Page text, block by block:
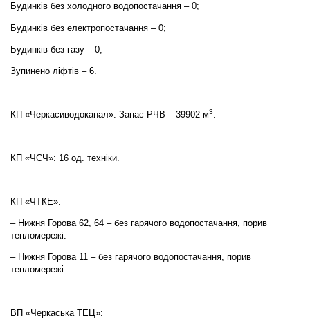
Будинків без холодного водопостачання – 0;
Будинків без електропостачання – 0;
Будинків без газу – 0;
Зупинено ліфтів – 6.
КП «Черкасиводоканал»: Запас РЧВ – 39902 м3.
КП «ЧСЧ»: 16 од. техніки.
КП «ЧТКЕ»:
– Нижня Горова 62, 64 – без гарячого водопостачання, порив
тепломережі.
– Нижня Горова 11 – без гарячого водопостачання, порив
тепломережі.
ВП «Черкаська ТЕЦ»: